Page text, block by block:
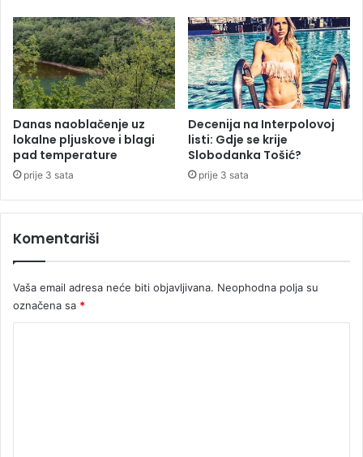
i
m
r
t
v
a
č
n
i
c
c
e
s
t
l
u
k
s
u
z
:
N
n
j
i
d
o
Danas naoblačenje uz
lokalne pljuskove i blagi
pad temperature
prije 3 sata
Decenija na Interpolovoj
listi: Gdje se krije
Slobodanka Tošić?
prije 3 sata
Komentariši
Vaša email adresa neće biti objavljivana. Neophodna polja su
označena sa *